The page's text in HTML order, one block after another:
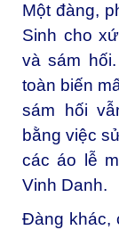
Một đàng,
Sinh cho
và sám
toàn biến
sám hối
bằng việc
các áo lễ
Vinh Danh.
Đàng khác,